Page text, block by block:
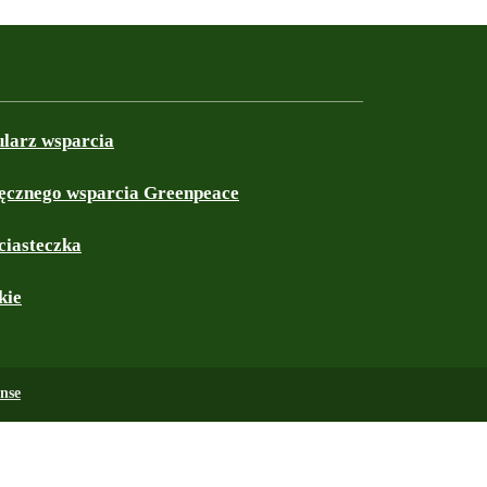
wsparcia
wsparcia Greenpeace